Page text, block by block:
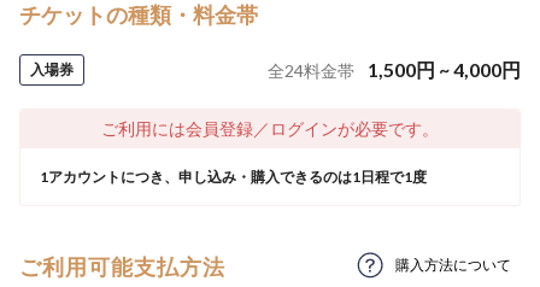
チケットの種類・料金帯
入場券 全24料金帯 1,500円 ~4,000円
ご利用には会員登録／ログインが必要です。
1アカウントにつき、申し込み・購入できるのは1日程で1度
ご利用可能支払方法 購入方法について